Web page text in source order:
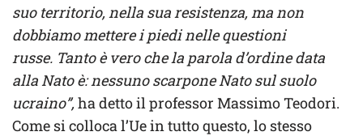
suo territorio, nella sua resistenza, ma non
dobbiamo mettere i piedi nelle questioni
russe. Tanto è vero che la parola d’ordine data
alla Nato è: nessuno scarpone Nato sul suolo
ucraino”,ha detto il professor Massimo Teodori.
Come si colloca l’Ue in tutto questo, lo stesso